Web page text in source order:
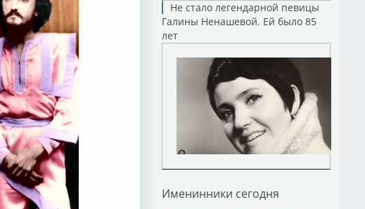
Не стало легендарной певицы
Галины Ненашевой. Ей было 85
лет
Именинники сегодня